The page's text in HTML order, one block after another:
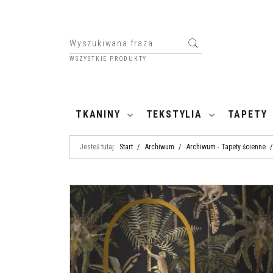
WSZYSTKIE PRODUKTY
TKANINY TEKSTYLIA TAPETY
Jesteś tutaj: Start / Archiwum / Archiwum - Tapety ścienne /